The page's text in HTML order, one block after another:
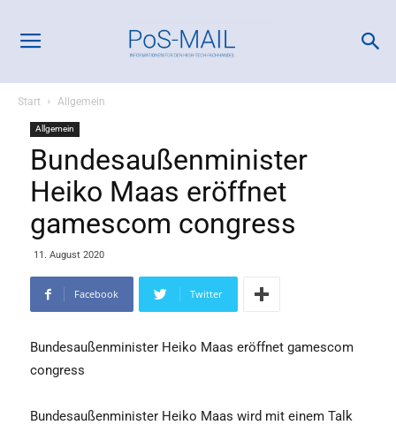
Start Allgemein
Allgemein
Bundesaußenminister
Heiko Maas eröffnet
gamescom congress
11. August 2020
Facebook Twitter
Bundesaußenminister Heiko Maas eröffnet gamescom
congress
Bundesaußenminister Heiko Maas wird mit einem Talk